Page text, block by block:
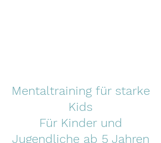
Mentaltraining für starke
Kids
Für Kinder und
Jugendliche ab 5 Jahren